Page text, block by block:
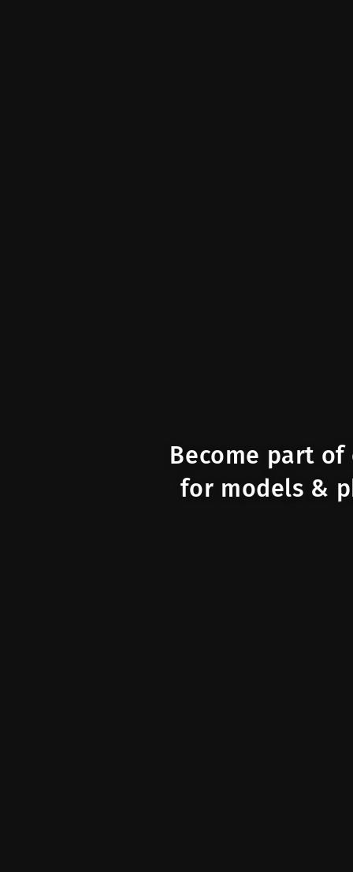
Become part
for models &